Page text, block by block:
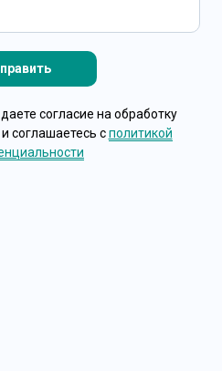
согласие на обработку
соглашаетесь cполитикой